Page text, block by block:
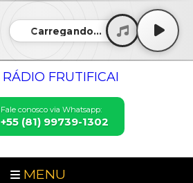
Carregando...
Fale conosco via Whatsapp:
+55 (81) 99739-1302
MENU